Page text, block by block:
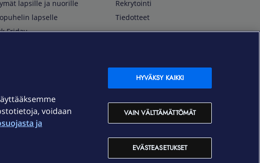
lapsille ja nuorille
lapselle
Friday
Rekrytointi
Tiedotteet
OmaElisa Self Service
Moving to Finland
Elisa Corporation
Kundtjänst
voidaan
ja
EVÄSTEASETUKSET
VAIN VÄLTTÄMÄTTÖMÄT
HYVÄKSY KAIKKI